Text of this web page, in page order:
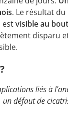
. Le résultat
estvisible au
disparu
liés à
défaut de